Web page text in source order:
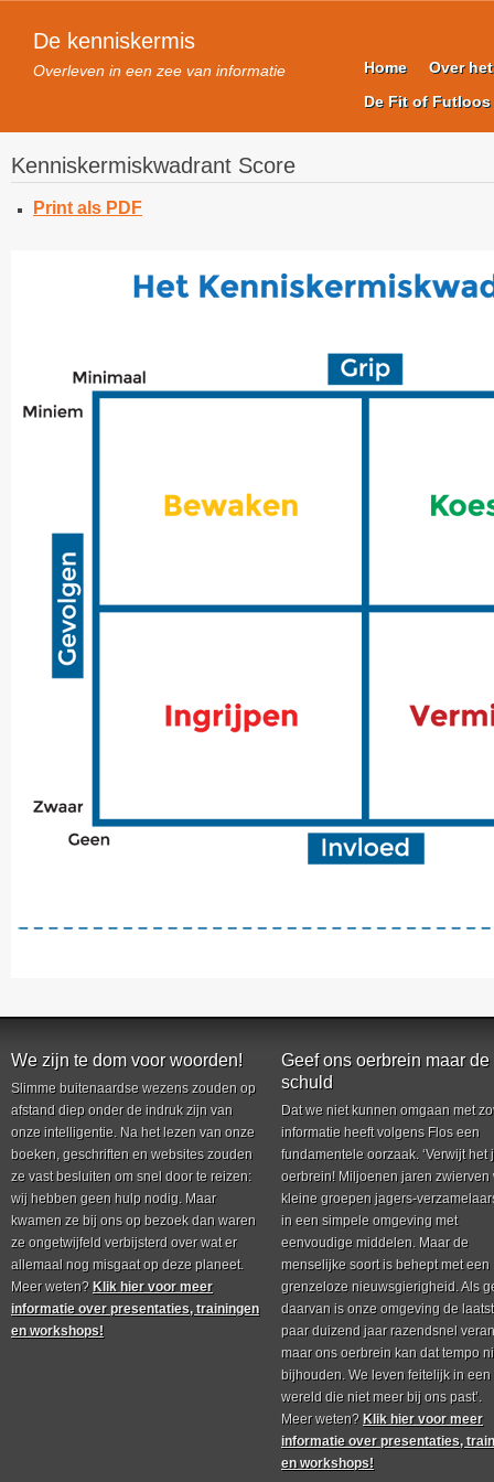
De kenniskermis
Overleven in een zee van informatie Home
Over
De Fit of Futloos
Kenniskermiskwadrant Score
Print als PDF
We zijn te dom voor woorden!
Slimme buitenaardse wezens zouden op
afstand diep onder de indruk zijn van
onze intelligentie. Na het lezen van onze
boeken, geschriften en websites zouden
ze vast besluiten om snel door te reizen:
wij hebben geen hulp nodig. Maar
kwamen ze bij ons op bezoek dan waren
ze ongetwijfeld verbijsterd over wat er
allemaal nog misgaat op deze planeet.
Meer weten? Klik hier voor meer
informatie over presentaties, trainingen
en workshops!
Geef ons oerbrein maar de
schuld
Dat we niet kunnen omgaan met
informatie heeft volgens Flos een
fundamentele oorzaak. ‘Verwijt het
oerbrein! Miljoenen jaren zwierven
kleine groepen jagers-
in een simpele omgeving met
eenvoudige middelen. Maar de
menselijke soort is behept met een
grenzeloze nieuwsgierigheid. Als
daarvan is onze omgeving de
paar duizend jaar razendsnel
maar ons oerbrein kan dat tempo
bijhouden. We leven feitelijk in een
wereld die niet meer bij ons past’.
Meer weten? Klik hier voor meer
informatie over presentaties,
en workshops!